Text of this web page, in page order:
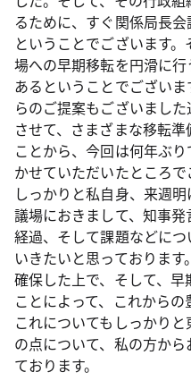
るために、すぐ関係局長
ということでございます
場への早期移転を円滑に
あるということでござい
らのご提案もございまし
させて、さまざまな移転
ことから、今回は何年ぶ
かせていただいたところで
しっかりと私自身、来週
議場におきまして、知事
経過、そして課題などに
いきたいと思っておりま
確保した上で、そして、
ことによって、これからの
これについてもしっかり
の点について、私の方か
ております。